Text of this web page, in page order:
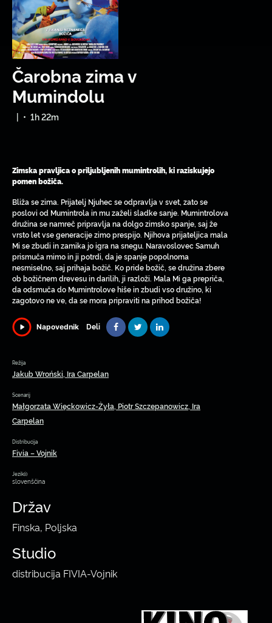
Čarobna zima v
Mumindolu
| • 1h 22m
Zimska pravljica o priljubljenih mumintrolih, ki raziskujejo
pomen božiča.
Bliža se zima. Prijatelj Njuhec se odpravlja v svet, zato se
poslovi od Mumintrola in mu zaželi sladke sanje. Mumintrolova
družina se namreč pripravlja na dolgo zimsko spanje, saj že
vrsto let vse generacije zimo prespijo. Njihova prijateljica mala
Mi se zbudi in zamika jo igra na snegu. Naravoslovec Samuh
prismuča mimo in ji potrdi, da je spanje popolnoma
nesmiselno, saj prihaja božič. Ko pride božič, se družina zbere
ob božičnem drevesu in darilih, ji razloži. Mala Mi ga prepriča,
da odsmuča do Mumintrolove hiše in zbudi vso družino, ki
zagotovo ne ve, da se mora pripraviti na prihod božiča!
Napovednik Deli
Režija
Jakub Wroński, Ira Carpelan
Scenarij
Małgorzata Więckowicz-Żyła, Piotr Szczepanowicz, Ira
Carpelan
Distribucija
Fivia – Vojnik
Jezik(i)
slovenščina
Držav
Finska, Poljska
Studio
distribucija FIVIA-Vojnik